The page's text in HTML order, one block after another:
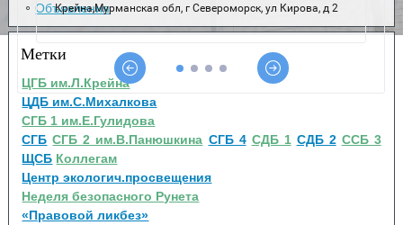
Объявления
Метки
ЦГБ им.Л.Крейна
ЦДБ им.С.Михалкова
СГБ 1 им.Е.Гулидова
СГБ СГБ 2 им.В.Панюшкина СГБ 4 СДБ 1 СДБ 2 ССБ 3
ЩСБ Коллегам
Центр экологич.просвещения
Неделя безопасного Рунета
«Правовой ликбез»